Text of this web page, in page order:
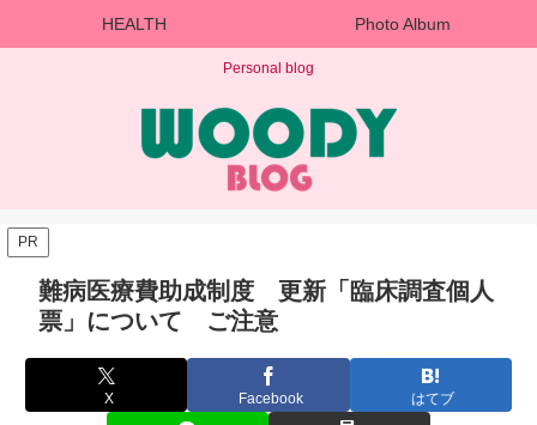
Personal blog
HEALTH Photo Album
PR
難病医療費助成制度 更新「臨床調査個人
票」について ご注意
X Facebook はてブ